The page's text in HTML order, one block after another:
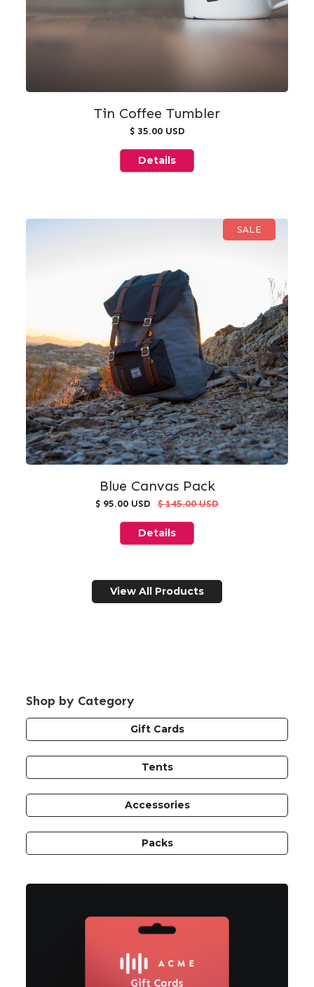
Tin Coffee Tumbler
$ 35.00 USD
Details
SALE
Blue Canvas Pack
$ 95.00 USD $ 145.00 USD
Details
View All Products
Shop by Category
Gift Cards
Tents
Accessories
Packs